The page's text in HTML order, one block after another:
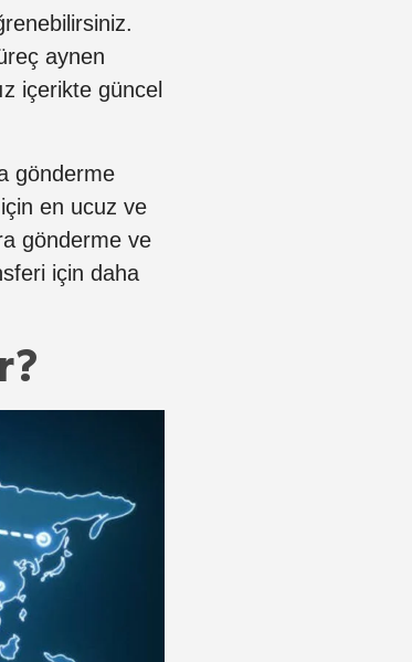
aynen
içerikte güncel
gönderme
en ucuz ve
gönderme ve
için daha